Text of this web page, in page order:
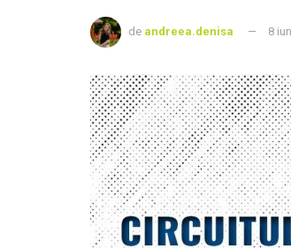
de andreea.denisa 8